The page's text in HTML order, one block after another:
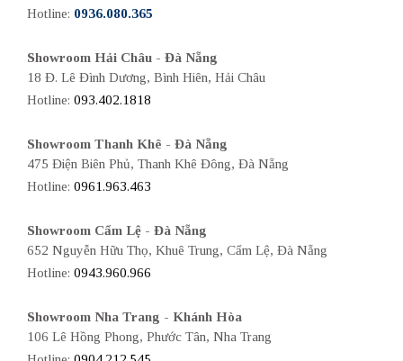
Hotline: 0936.080.365
Showroom Hải Châu - Đà Nẵng
18 Đ. Lê Đình Dương, Bình Hiên, Hải Châu
Hotline: 093.402.1818
Showroom Thanh Khê - Đà Nẵng
475 Điện Biên Phủ, Thanh Khê Đông, Đà Nẵng
Hotline: 0961.963.463
Showroom Cẩm Lệ - Đà Nẵng
652 Nguyễn Hữu Thọ, Khuê Trung, Cẩm Lệ, Đà Nẵng
Hotline: 0943.960.966
Showroom Nha Trang - Khánh Hòa
106 Lê Hồng Phong, Phước Tân, Nha Trang